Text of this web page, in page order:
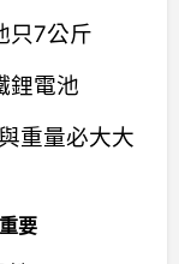
只7公斤
鋰電池
重量必大大
要